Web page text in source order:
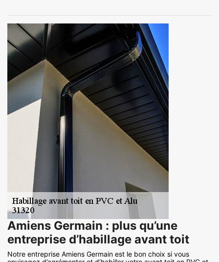
Amiens Germain : plus qu’une
entreprise d’habillage avant toit
Notre entreprise Amiens Germain est le bon choix si vous